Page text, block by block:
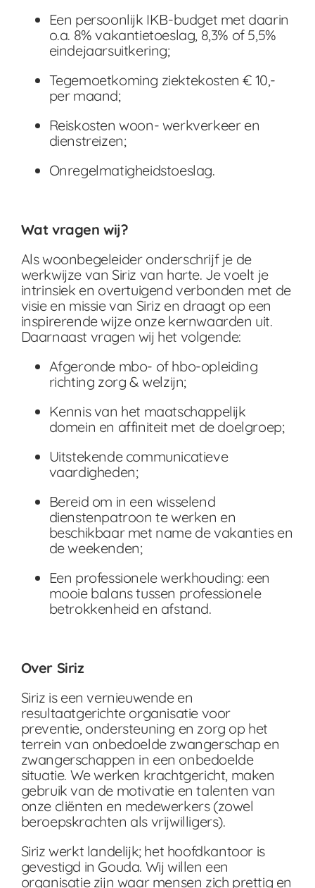
Een persoonlijk IKB-budget met daarin
o.a. 8% vakantietoeslag, 8,3% of 5,5%
eindejaarsuitkering;
Tegemoetkoming ziektekosten € 10,-
per maand;
Reiskosten woon- werkverkeer en
dienstreizen;
Onregelmatigheidstoeslag.
Wat vragen wij?
Als woonbegeleider onderschrijf je de
werkwijze van Siriz van harte. Je voelt je
intrinsiek en overtuigend verbonden met de
visie en missie van Siriz en draagt op een
inspirerende wijze onze kernwaarden uit.
Daarnaast vragen wij het volgende:
Afgeronde mbo- of hbo-opleiding
richting zorg & welzijn;
Kennis van het maatschappelijk
domein en affiniteit met de doelgroep;
Uitstekende communicatieve
vaardigheden;
Bereid om in een wisselend
dienstenpatroon te werken en
beschikbaar met name de vakanties en
de weekenden;
Een professionele werkhouding: een
mooie balans tussen professionele
betrokkenheid en afstand.
Over Siriz
Siriz is een vernieuwende en
resultaatgerichte organisatie voor
preventie, ondersteuning en zorg op het
terrein van onbedoelde zwangerschap en
zwangerschappen in een onbedoelde
situatie. We werken krachtgericht, maken
gebruik van de motivatie en talenten van
onze cliënten en medewerkers (zowel
beroepskrachten als vrijwilligers).
Siriz werkt landelijk; het hoofdkantoor is
gevestigd in Gouda. Wij willen een
organisatie zijn waar mensen zich prettig en